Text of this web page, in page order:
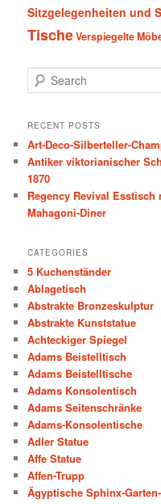
Sitzgelegenheiten und
TischeVerspiegelte
e
r
h
RECENT POSTS
Art-Deco-Silberteller-
Antiker viktorianischer
1870
Regency Revival
Mahagoni-Diner
CATEGORIES
5 Kuchenständer
Ablagetisch
Abstrakte Bronzeskulptur
Abstrakte Kunststatue
Achteckiger Spiegel
Adams Beistelltisch
Adams Beistelltische
Adams Konsolentisch
Adams Seitenschränke
Adams-Konsolentische
Adler Statue
Affe Statue
Affen-Trupp
Ägyptische Sphinx-